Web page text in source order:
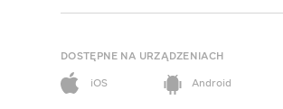
DOSTĘPNE NA URZĄDZENIACH
iOS
Android